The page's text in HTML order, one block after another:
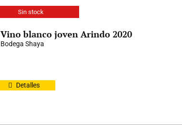
Sin stock
Vino blanco joven Arindo 2020
Bodega Shaya
Detalles